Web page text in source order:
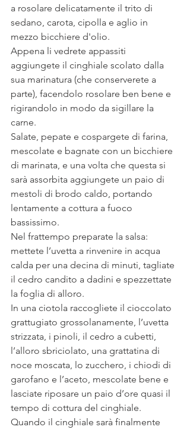
a rosolare delicatamente il trito di
sedano, carota, cipolla e aglio in
mezzo bicchiere d'olio.
Appena li vedrete appassiti
aggiungete il cinghiale scolato dalla
sua marinatura (che conserverete a
parte), facendolo rosolare ben bene e
rigirandolo in modo da sigillare la
carne.
Salate, pepate e cospargete di farina,
mescolate e bagnate con un bicchiere
di marinata, e una volta che questa si
sarà assorbita aggiungete un paio di
mestoli di brodo caldo, portando
lentamente a cottura a fuoco
bassissimo.
Nel frattempo preparate la salsa:
mettete l’uvetta a rinvenire in acqua
calda per una decina di minuti, tagliate
il cedro candito a dadini e spezzettate
la foglia di alloro.
In una ciotola raccogliete il cioccolato
grattugiato grossolanamente, l’uvetta
strizzata, i pinoli, il cedro a cubetti,
l’alloro sbriciolato, una grattatina di
noce moscata, lo zucchero, i chiodi di
garofano e l’aceto, mescolate bene e
lasciate riposare un paio d’ore quasi il
tempo di cottura del cinghiale.
Quando il cinghiale sarà finalmente